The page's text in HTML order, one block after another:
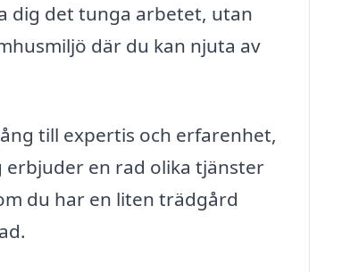
dig det tunga arbetet, utan
där du kan njuta av
till expertis och erfarenhet,
en rad olika tjänster
du har en liten trädgård